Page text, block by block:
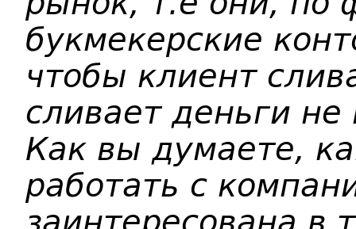
букмекерские
чтобы клиент
сливает деньги
Как вы думаете,
работать с